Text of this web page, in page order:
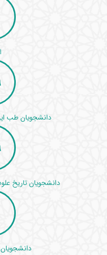
دانشجویان طب
دانشجویان تاریخ